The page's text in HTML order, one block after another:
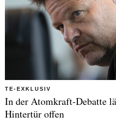
TE-EXKLUSIV
In der Atomkraft-Debatte
Hintertür offen